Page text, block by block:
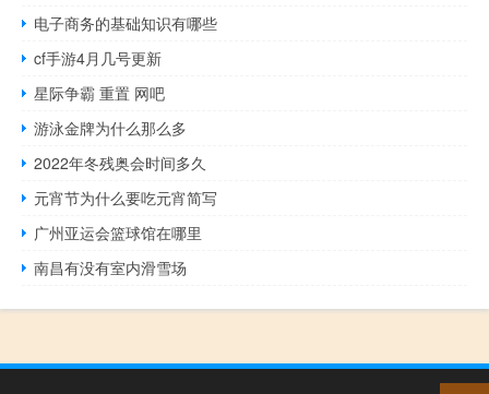
电子商务的基础知识有哪些
cf手游4月几号更新
星际争霸 重置 网吧
游泳金牌为什么那么多
2022年冬残奥会时间多久
元宵节为什么要吃元宵简写
广州亚运会篮球馆在哪里
南昌有没有室内滑雪场